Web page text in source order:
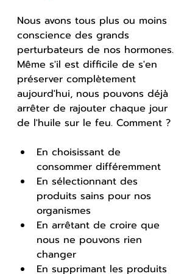
Nous avons tous plus ou moins
conscience des grands
perturbateurs de nos hormones.
Même s'il est difficile de s'en
préserver complètement
aujourd'hui, nous pouvons déjà
arrêter de rajouter chaque jour
de l'huile sur le feu. Comment ?
En choisissant de
consommer différemment
En sélectionnant des
produits sains pour nos
organismes
En arrêtant de croire que
nous ne pouvons rien
changer
En supprimant les produits